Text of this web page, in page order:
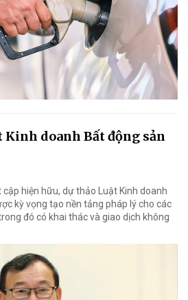
Kinh doanh Bất động sản
hiện hữu, dự thảo Luật Kinh doanh
kỳ vọng tạo nền tảng pháp lý cho các
đó có khai thác và giao dịch không